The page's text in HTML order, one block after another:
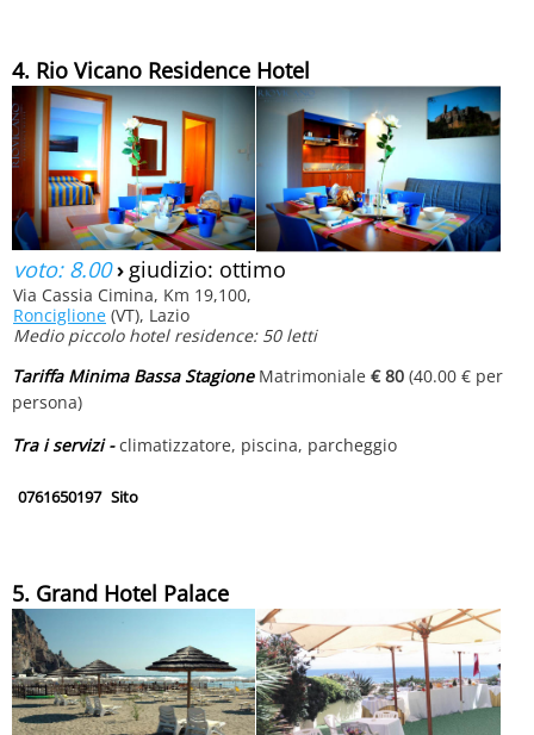
4. Rio Vicano Residence Hotel
voto: 8.00› giudizio: ottimo
Via Cassia Cimina, Km 19,100,
Ronciglione (VT), Lazio
Medio piccolo hotel residence: 50 letti
Tariffa Minima Bassa StagioneMatrimoniale € 80 (40.00 € per
persona)
Tra i servizi -climatizzatore, piscina, parcheggio
0761650197 Sito
5. Grand Hotel Palace